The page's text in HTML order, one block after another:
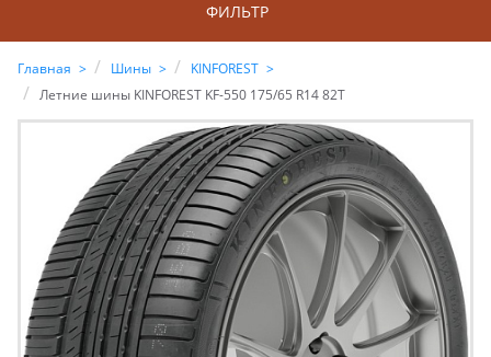
ФИЛЬТР
Главная Шины
KINFOREST
Летние шины KINFOREST KF-550 175/65 R14 82T